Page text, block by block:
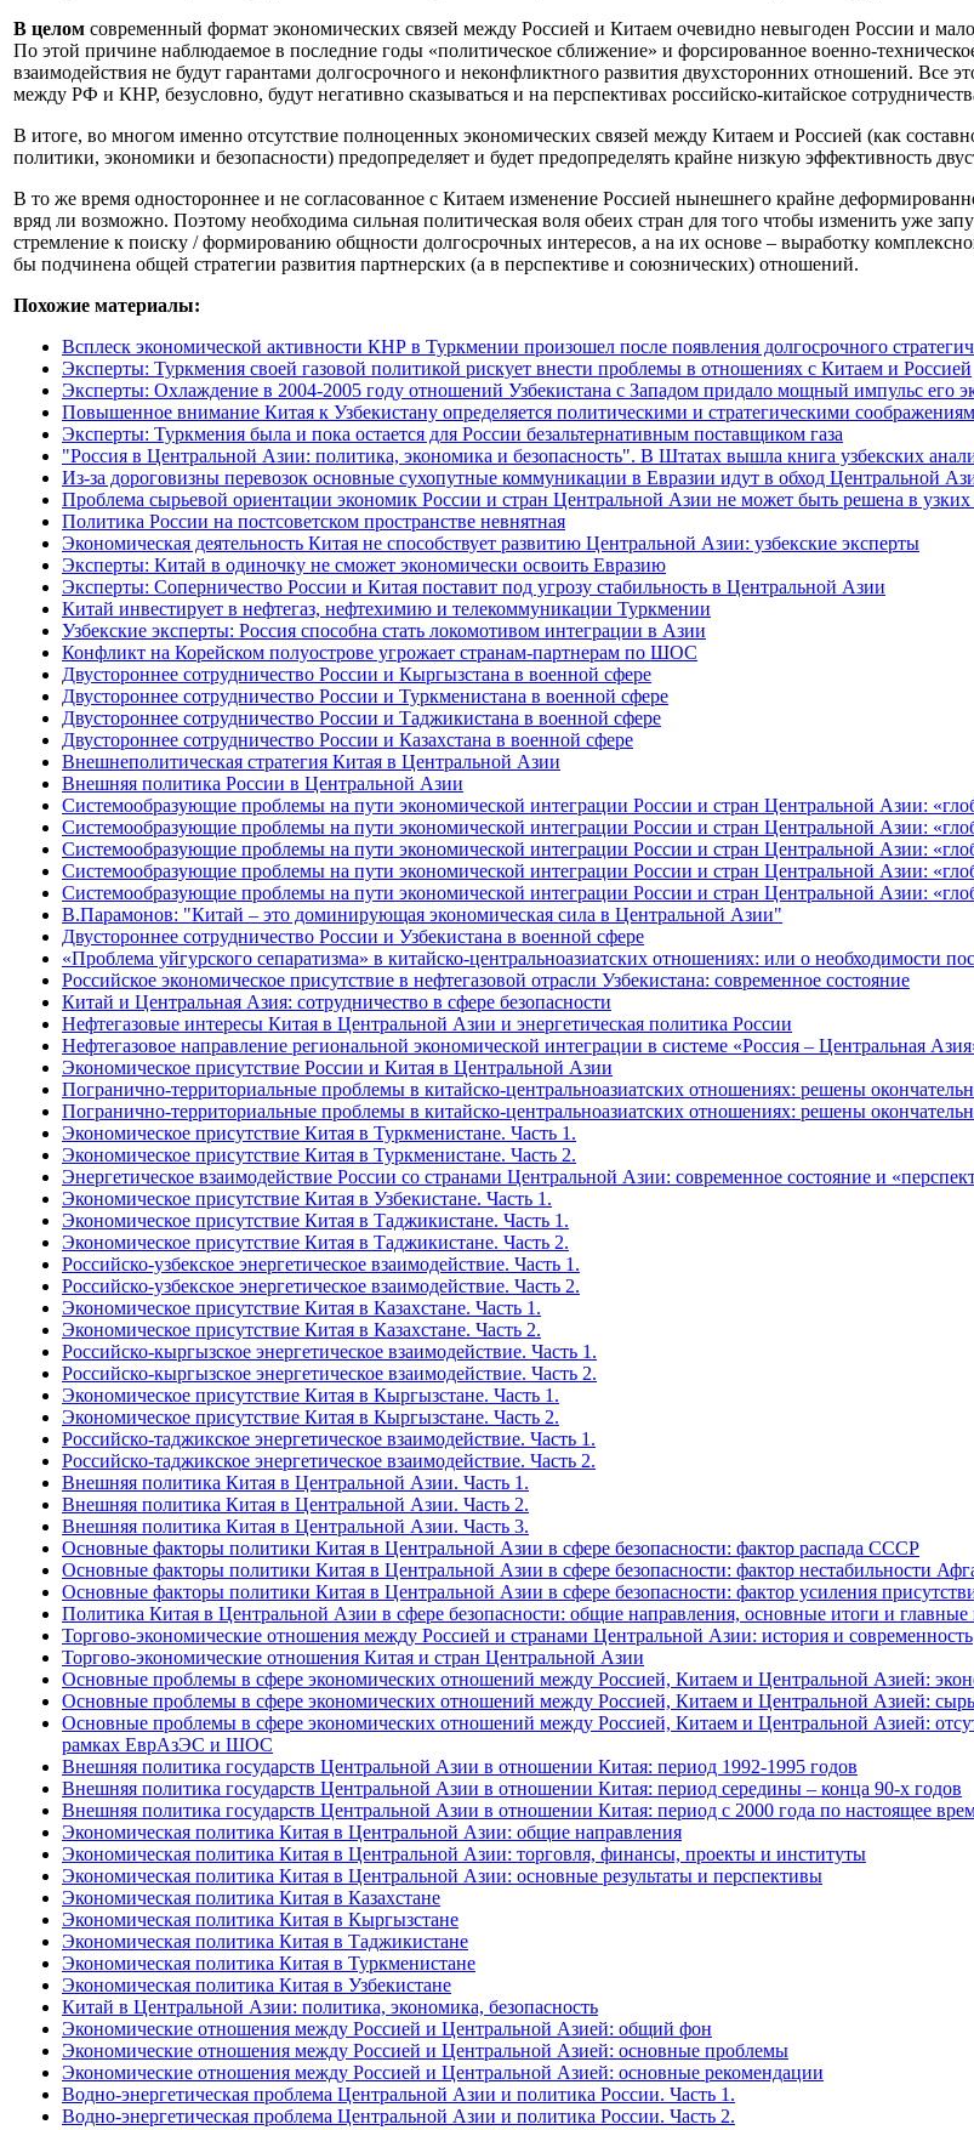
В целом современный формат экономических связей между Россией и Китаем очевидно невыгоден России и мало
По этой причине наблюдаемое в последние годы «политическое сближение» и форсированное военно-
взаимодействия не будут гарантами долгосрочного и неконфликтного развития двухсторонних отношений. Все
между РФ и КНР, безусловно, будут негативно сказываться и на перспективах российско-китайское
В итоге, во многом именно отсутствие полноценных экономических связей между Китаем и Россией (как
политики, экономики и безопасности) предопределяет и будет предопределять крайне низкую эффективность
В то же время одностороннее и не согласованное с Китаем изменение Россией нынешнего крайне
вряд ли возможно. Поэтому необходима сильная политическая воля обеих стран для того чтобы изменить уже
стремление к поиску / формированию общности долгосрочных интересов, а на их основе – выработку
бы подчинена общей стратегии развития партнерских (а в перспективе и союзнических) отношений.
Похожие материалы:
Всплеск экономической активности КНР в Туркмении произошел после появления долгосрочного
Эксперты: Туркмения своей газовой политикой рискует внести проблемы в отношениях с Китаем и Россией
Эксперты: Охлаждение в 2004-2005 году отношений Узбекистана с Западом придало мощный импульс его
Повышенное внимание Китая к Узбекистану определяется политическими и стратегическими
Эксперты: Туркмения была и пока остается для России безальтернативным поставщиком газа
"Россия в Центральной Азии: политика, экономика и безопасность". В Штатах вышла книга узбекских
Из-за дороговизны перевозок основные сухопутные коммуникации в Евразии идут в обход Центральной
Проблема сырьевой ориентации экономик России и стран Центральной Азии не может быть решена в
Политика России на постсоветском пространстве невнятная
Экономическая деятельность Китая не способствует развитию Центральной Азии: узбекские эксперты
Эксперты: Китай в одиночку не сможет экономически освоить Евразию
Эксперты: Соперничество России и Китая поставит под угрозу стабильность в Центральной Азии
Китай инвестирует в нефтегаз, нефтехимию и телекоммуникации Туркмении
Узбекские эксперты: Россия способна стать локомотивом интеграции в Азии
Конфликт на Корейском полуострове угрожает странам-партнерам по ШОС
Двустороннее сотрудничество России и Кыргызстана в военной сфере
Двустороннее сотрудничество России и Туркменистана в военной сфере
Двустороннее сотрудничество России и Таджикистана в военной сфере
Двустороннее сотрудничество России и Казахстана в военной сфере
Внешнеполитическая стратегия Китая в Центральной Азии
Внешняя политика России в Центральной Азии
Системообразующие проблемы на пути экономической интеграции России и стран Центральной Азии:
Системообразующие проблемы на пути экономической интеграции России и стран Центральной Азии:
Системообразующие проблемы на пути экономической интеграции России и стран Центральной Азии:
Системообразующие проблемы на пути экономической интеграции России и стран Центральной Азии:
Системообразующие проблемы на пути экономической интеграции России и стран Центральной Азии:
В.Парамонов: "Китай – это доминирующая экономическая сила в Центральной Азии"
Двустороннее сотрудничество России и Узбекистана в военной сфере
«Проблема уйгурского сепаратизма» в китайско-центральноазиатских отношениях: или о необходимости
Российское экономическое присутствие в нефтегазовой отрасли Узбекистана: современное состояние
Китай и Центральная Азия: сотрудничество в сфере безопасности
Нефтегазовые интересы Китая в Центральной Азии и энергетическая политика России
Нефтегазовое направление региональной экономической интеграции в системе «Россия – Центральная
Экономическое присутствие России и Китая в Центральной Азии
Погранично-территориальные проблемы в китайско-центральноазиатских отношениях: решены
Погранично-территориальные проблемы в китайско-центральноазиатских отношениях: решены
Экономическое присутствие Китая в Туркменистане. Часть 1.
Экономическое присутствие Китая в Туркменистане. Часть 2.
Энергетическое взаимодействие России со странами Центральной Азии: современное состояние и
Экономическое присутствие Китая в Узбекистане. Часть 1.
Экономическое присутствие Китая в Таджикистане. Часть 1.
Экономическое присутствие Китая в Таджикистане. Часть 2.
Российско-узбекское энергетическое взаимодействие. Часть 1.
Российско-узбекское энергетическое взаимодействие. Часть 2.
Экономическое присутствие Китая в Казахстане. Часть 1.
Экономическое присутствие Китая в Казахстане. Часть 2.
Российско-кыргызское энергетическое взаимодействие. Часть 1.
Российско-кыргызское энергетическое взаимодействие. Часть 2.
Экономическое присутствие Китая в Кыргызстане. Часть 1.
Экономическое присутствие Китая в Кыргызстане. Часть 2.
Российско-таджикское энергетическое взаимодействие. Часть 1.
Российско-таджикское энергетическое взаимодействие. Часть 2.
Внешняя политика Китая в Центральной Азии. Часть 1.
Внешняя политика Китая в Центральной Азии. Часть 2.
Внешняя политика Китая в Центральной Азии. Часть 3.
Основные факторы политики Китая в Центральной Азии в сфере безопасности: фактор распада СССР
Основные факторы политики Китая в Центральной Азии в сфере безопасности: фактор нестабильности
Основные факторы политики Китая в Центральной Азии в сфере безопасности: фактор усиления
Политика Китая в Центральной Азии в сфере безопасности: общие направления, основные итоги и главные
Торгово-экономические отношения между Россией и странами Центральной Азии: история и современность
Торгово-экономические отношения Китая и стран Центральной Азии
Основные проблемы в сфере экономических отношений между Россией, Китаем и Центральной Азией:
Основные проблемы в сфере экономических отношений между Россией, Китаем и Центральной Азией:
Основные проблемы в сфере экономических отношений между Россией, Китаем и Центральной Азией:
рамках ЕврАзЭС и ШОС
Внешняя политика государств Центральной Азии в отношении Китая: период 1992-1995 годов
Внешняя политика государств Центральной Азии в отношении Китая: период середины – конца 90-х годов
Внешняя политика государств Центральной Азии в отношении Китая: период с 2000 года по настоящее
Экономическая политика Китая в Центральной Азии: общие направления
Экономическая политика Китая в Центральной Азии: торговля, финансы, проекты и институты
Экономическая политика Китая в Центральной Азии: основные результаты и перспективы
Экономическая политика Китая в Казахстане
Экономическая политика Китая в Кыргызстане
Экономическая политика Китая в Таджикистане
Экономическая политика Китая в Туркменистане
Экономическая политика Китая в Узбекистане
Китай в Центральной Азии: политика, экономика, безопасность
Экономические отношения между Россией и Центральной Азией: общий фон
Экономические отношения между Россией и Центральной Азией: основные проблемы
Экономические отношения между Россией и Центральной Азией: основные рекомендации
Водно-энергетическая проблема Центральной Азии и политика России. Часть 1.
Водно-энергетическая проблема Центральной Азии и политика России. Часть 2.